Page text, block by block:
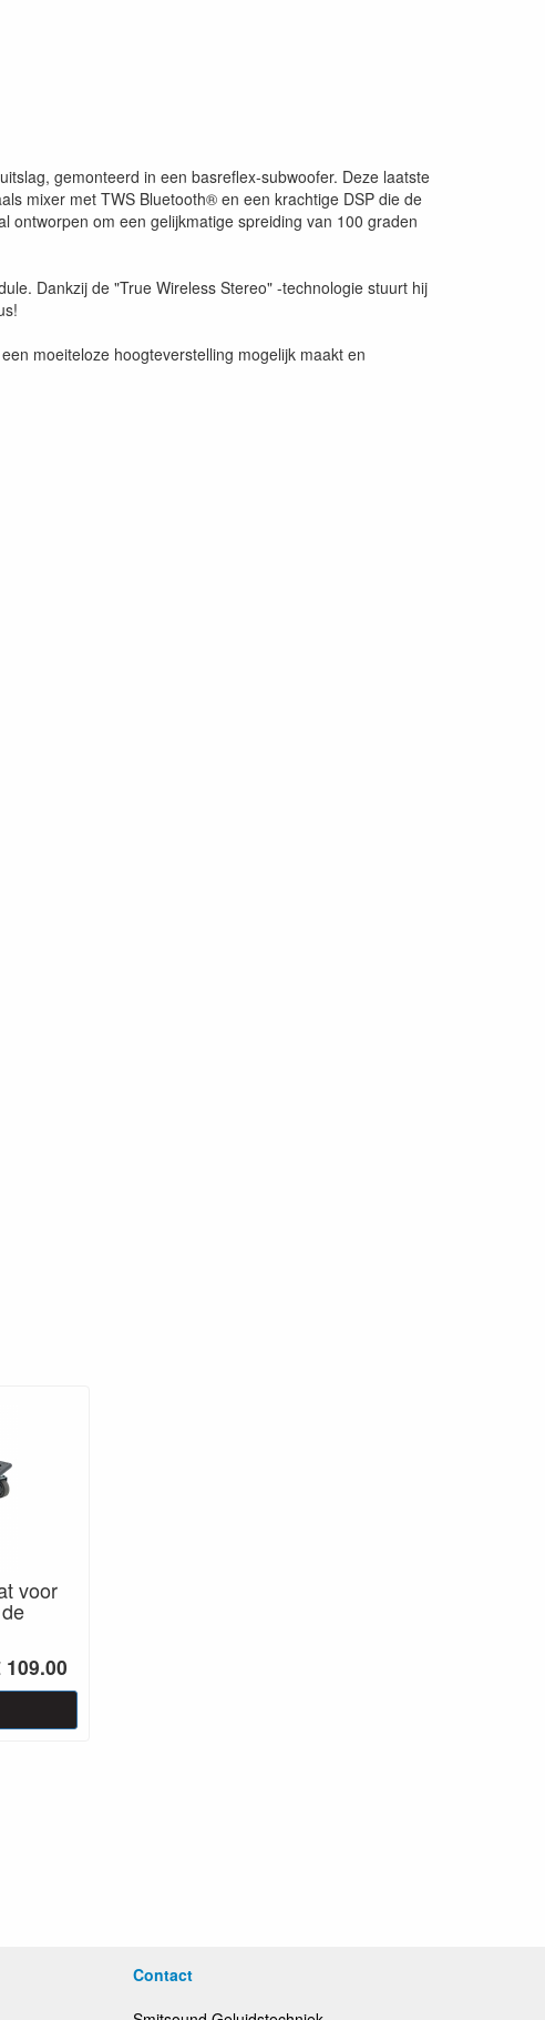
gemonteerd in een basreflex-subwoofer. Deze laatste
mixer met TWS Bluetooth® en een krachtige DSP die de
ontworpen om een gelijkmatige spreiding van 100 graden
Dankzij de "True Wireless Stereo" -technologie stuurt hij
moeiteloze hoogteverstelling mogelijk maakt en
voor
109.00
Contact